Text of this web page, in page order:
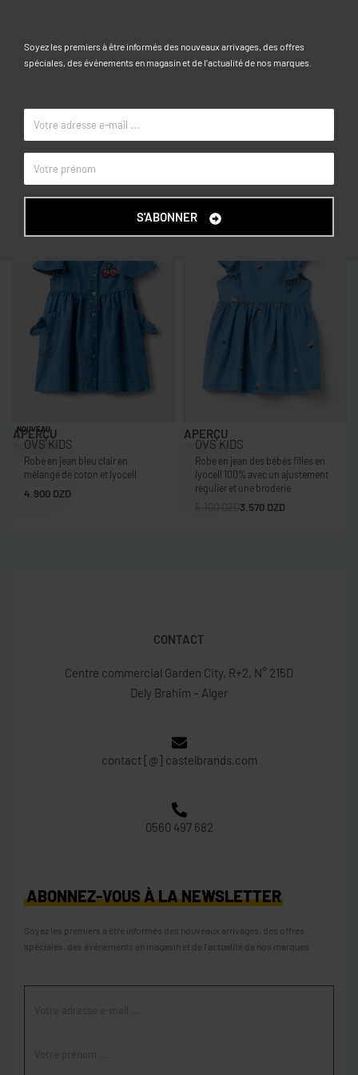
TAILLE 12-18, 18-24, 24-30, 30-36
MARQUE
Articles similaires
NOUVEAU
APERÇU
OVS KIDS
Robe en jean bleu clair en
mélange de coton et lyocell
4.900 DZD
-30% OFF
APERÇU
OVS KIDS
Robe en jean des bébés filles en
lyocell 100% avec un ajustement
régulier et une broderie
DZD 3.570 DZD
CONTACT
Centre commercial Garden City, R+2, N° 215D
Dely Brahim – Alger
contact [@] castelbrands.com
0560 497 682
ABONNEZ-VOUS À LA NEWSLETTER
Soyez les premiers à être informés des nouveaux arrivages, des offres
spéciales, des événements en magasin et de l’actualité de nos marques
Soyez les premiers à être informés des nouveaux arrivages, des offres
spéciales, des événements en magasin et de l’actualité de nos marques.
S'ABONNER